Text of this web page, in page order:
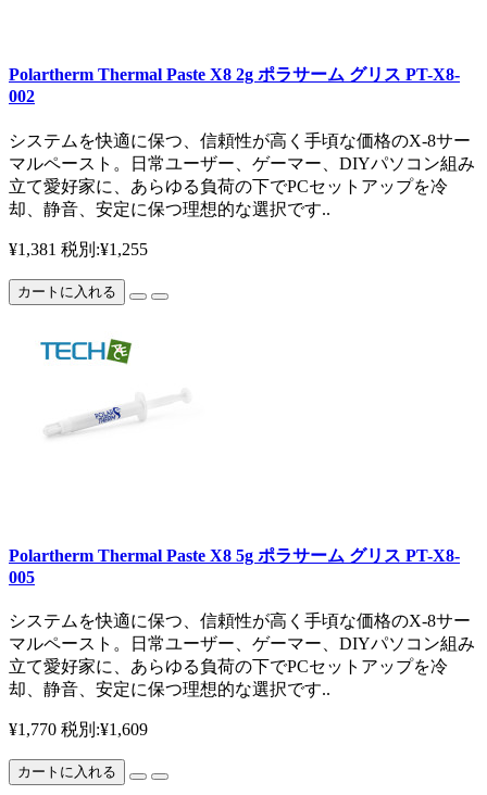
Polartherm Thermal Paste X8 2g ポラサーム グリス PT-X8-
002
システムを快適に保つ、信頼性が高く手頃な価格のX-8サー
マルペースト。日常ユーザー、ゲーマー、DIYパソコン組み
立て愛好家に、あらゆる負荷の下でPCセットアップを冷
却、静音、安定に保つ理想的な選択です..
¥1,381 税別:¥1,255
カートに入れる
Polartherm Thermal Paste X8 5g ポラサーム グリス PT-X8-
005
システムを快適に保つ、信頼性が高く手頃な価格のX-8サー
マルペースト。日常ユーザー、ゲーマー、DIYパソコン組み
立て愛好家に、あらゆる負荷の下でPCセットアップを冷
却、静音、安定に保つ理想的な選択です..
¥1,770 税別:¥1,609
カートに入れる